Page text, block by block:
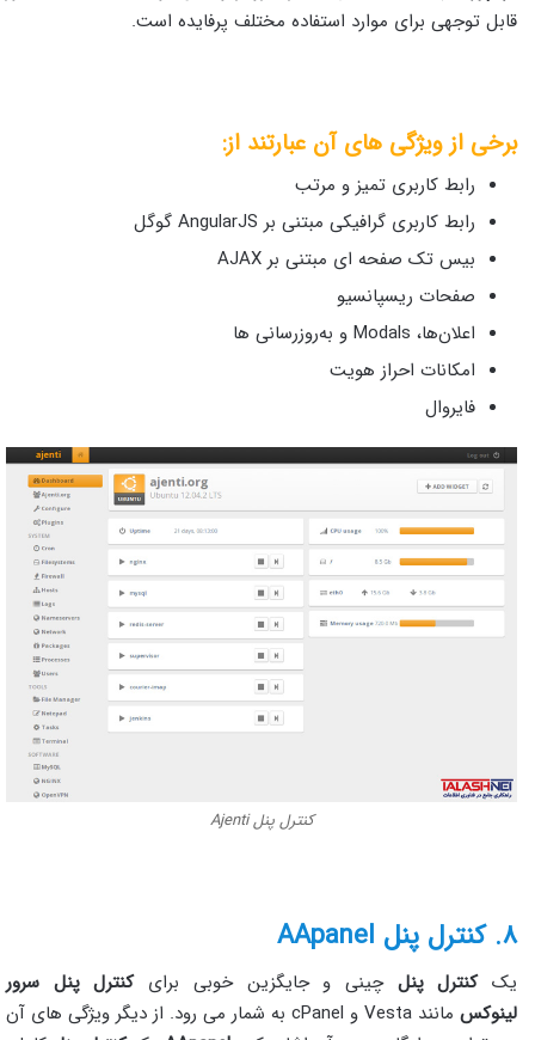
قابل توجهی برای موارد استفاده مختلف پرفایده است.
برخی از ویژگی های آن عبارتند از:
رابط کاربری تمیز و مرتب
رابط کاربری گرافیکی مبتنی بر AngularJS گوگل
بیس تک صفحه ای مبتنی بر AJAX
صفحات ریسپانسیو
اعلان‌ها، Modals و به‌روزرسانی‌ ها
امکانات احراز هویت
فایروال
کنترل پنل Ajenti
۸. کنترل پنل AApanel
یککنترل پنل چینی و جایگزین خوبی برایکنترل پنل سرور
لینوکس
مانند Vesta و cPanel به شمار می رود. از دیگر ویژگی های آن